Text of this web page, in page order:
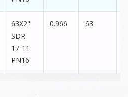
63X2"
SDR
17-11
PN16
0.966 63